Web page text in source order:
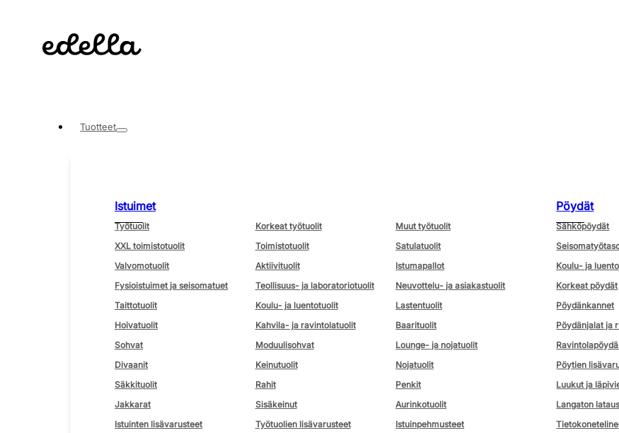
Tuotteet
Istuimet
Työtuolit Korkeat työtuolit
Muut työtuolit
XXL toimistotuolit
Toimistotuolit
Satulatuolit
Valvomotuolit
Aktiivituolit
Istumapallot
Fysioistuimet ja seisomatuet
Teollisuus- ja laboratoriotuolit
Neuvottelu- ja asiakastuolit
Taittotuolit
Koulu- ja luentotuolit
Lastentuolit
Hoivatuolit
Kahvila- ja ravintolatuolit
Baarituolit
Sohvat
Moduulisohvat
Lounge- ja nojatuolit
Divaanit
Keinutuolit
Nojatuolit
Säkkituolit
Rahit
Penkit
Jakkarat
Sisäkeinut
Aurinkotuolit
Istuinten lisävarusteet
Työtuolien lisävarusteet
Istuinpehmusteet
Pöydät
Sähköpöydät
Koulu- ja
Korkeat pöydät
Pöydänkannet
Pöydänjalat ja
Pöytien
Luukut ja
Langaton